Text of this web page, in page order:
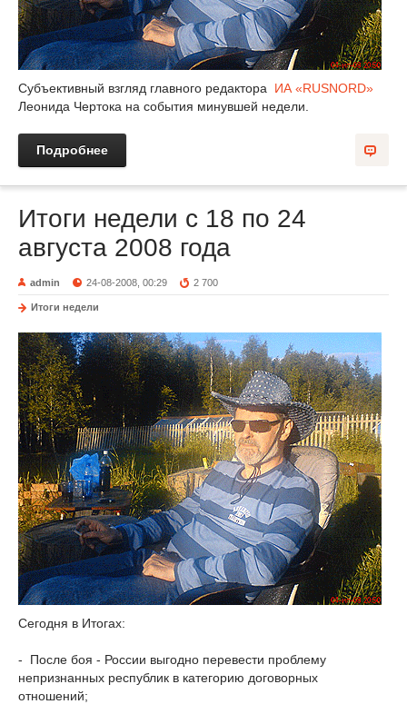
Субъективный взгляд главного редактора ИА «RUSNORD»
Леонида Чертока на события минувшей недели.
Подробнее
Итоги недели с 18 по 24
августа 2008 года
admin 24-08-2008, 00:29 2 700
Итоги недели
Сегодня в Итогах:
- После боя - России выгодно перевести проблему
непризнанных республик в категорию договорных
отношений;